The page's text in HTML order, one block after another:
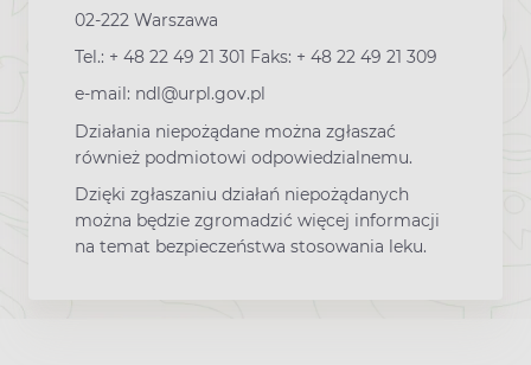
02-222 Warszawa
Tel.: + 48 22 49 21 301 Faks: + 48 22 49 21 309
e-mail: ndl@urpl.gov.pl
Działania niepożądane można zgłaszać
również podmiotowi odpowiedzialnemu.
Dzięki zgłaszaniu działań niepożądanych
można będzie zgromadzić więcej informacji
na temat bezpieczeństwa stosowania leku.